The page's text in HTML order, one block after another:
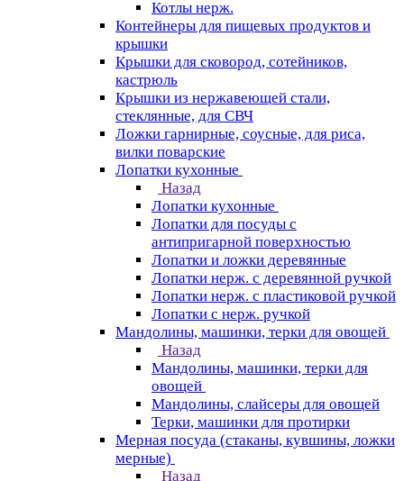
Котлы нерж.
Контейнеры для пищевых продуктов и
крышки
Крышки для сковород, сотейников,
кастрюль
Крышки из нержавеющей стали,
стеклянные, для СВЧ
Ложки гарнирные, соусные, для риса,
вилки поварские
Лопатки кухонные
Назад
Лопатки кухонные
Лопатки для посуды с
антипригарной поверхностью
Лопатки и ложки деревянные
Лопатки нерж. с деревянной ручкой
Лопатки нерж. с пластиковой ручкой
Лопатки с нерж. ручкой
Мандолины, машинки, терки для овощей
Назад
Мандолины, машинки, терки для
овощей
Мандолины, слайсеры для овощей
Терки, машинки для протирки
Мерная посуда (стаканы, кувшины, ложки
мерные)
Назад